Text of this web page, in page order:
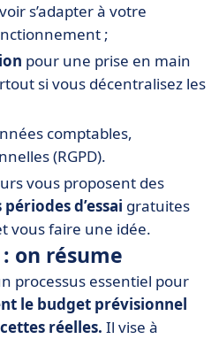
s’adapter à votre
;
pour une prise en main
si vous décentralisez les
comptables,
(RGPD).
vous proposent des
d’essai gratuites
vous faire une idée.
on résume
processus essentiel pour
le budget prévisionnel
réelles. Il vise à